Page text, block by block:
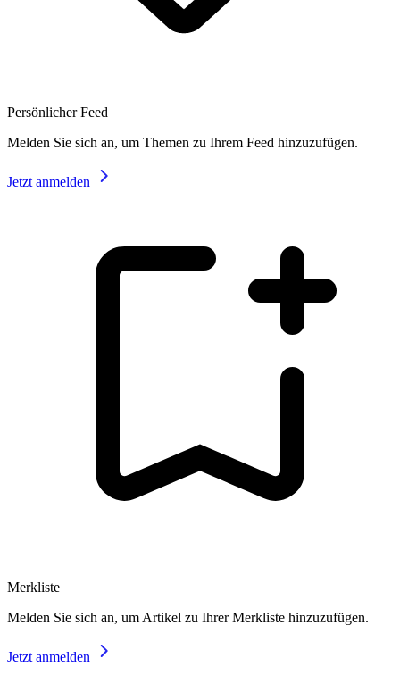
Persönlicher Feed
Melden Sie sich an, um Themen zu Ihrem Feed hinzuzufügen.
Jetzt anmelden
Merkliste
Melden Sie sich an, um Artikel zu Ihrer Merkliste hinzuzufügen.
Jetzt anmelden